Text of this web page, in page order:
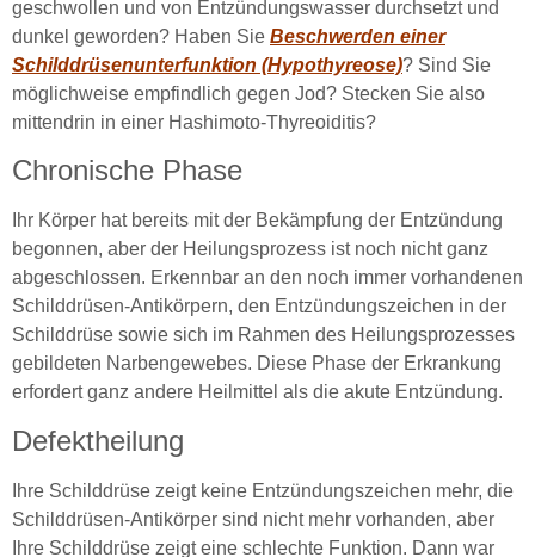
geschwollen und von Entzündungswasser durchsetzt und
dunkel geworden? Haben Sie Beschwerden einer
Schilddrüsenunterfunktion (Hypothyreose)? Sind Sie
möglichweise empfindlich gegen Jod? Stecken Sie also
mittendrin in einer Hashimoto-Thyreoiditis?
Chronische Phase
Ihr Körper hat bereits mit der Bekämpfung der Entzündung
begonnen, aber der Heilungsprozess ist noch nicht ganz
abgeschlossen. Erkennbar an den noch immer vorhandenen
Schilddrüsen-Antikörpern, den Entzündungszeichen in der
Schilddrüse sowie sich im Rahmen des Heilungsprozesses
gebildeten Narbengewebes. Diese Phase der Erkrankung
erfordert ganz andere Heilmittel als die akute Entzündung.
Defektheilung
Ihre Schilddrüse zeigt keine Entzündungszeichen mehr, die
Schilddrüsen-Antikörper sind nicht mehr vorhanden, aber
Ihre Schilddrüse zeigt eine schlechte Funktion. Dann war